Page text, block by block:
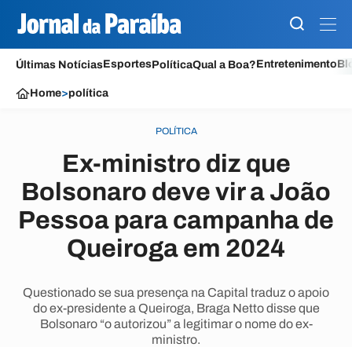
Últimas NotíciasEsportesPolíticaQual a Boa?Entretenimento
Home>política
POLÍTICA
Ex-ministro diz que
Bolsonaro deve vir a João
Pessoa para campanha de
Queiroga em 2024
Questionado se sua presença na Capital traduz o apoio
do ex-presidente a Queiroga, Braga Netto disse que
Bolsonaro “o autorizou” a legitimar o nome do ex-
ministro.